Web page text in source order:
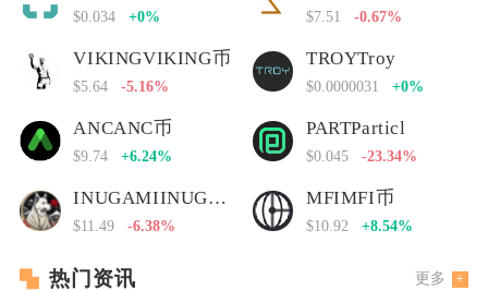
$0.034 +0% $7.51 -0.67%
VIKINGVIKING币
$5.64 -5.16%
TROYTroy
$0.0000031 +0%
ANCANC币
$9.74 +6.24%
PARTParticl
$0.045 -23.34%
INUGAMIINUGAMI币
$11.49 -6.38%
MFIMFI币
$10.92 +8.54%
热门资讯 更多